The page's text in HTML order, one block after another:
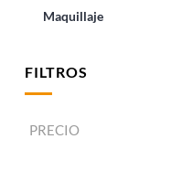
Maquillaje
FILTROS
PRECIO